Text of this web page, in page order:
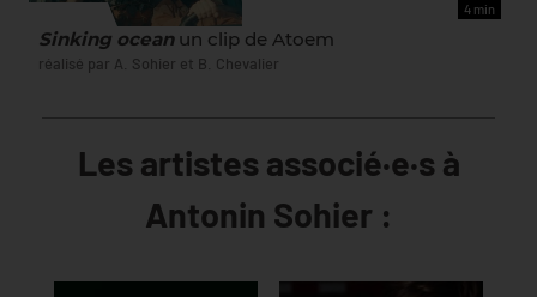
4 min
Sinking oceanun clip de Atoem
réalisé par A. Sohier et B. Chevalier
Les artistes associé·e·s à
Antonin Sohier :